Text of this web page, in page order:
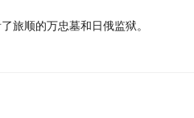
旅顺的万忠墓和日俄监狱。